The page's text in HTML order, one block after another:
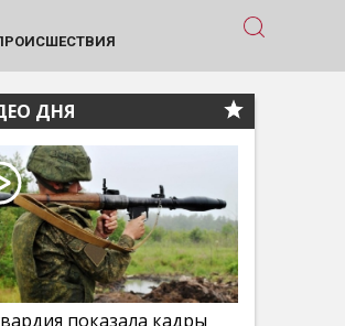
ДНЯ
показала кадры